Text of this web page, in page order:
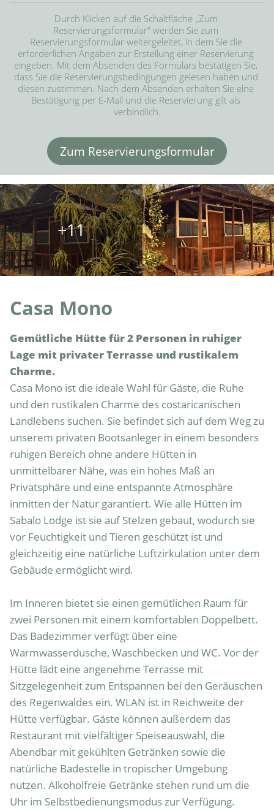
Durch Klicken auf die Schaltfläche „Zum
Reservierungsformular“ werden Sie zum
Reservierungsformular weitergeleitet, in dem Sie die
erforderlichen Angaben zur Erstellung einer Reservierung
eingeben. Mit dem Absenden des Formulars bestätigen Sie,
dass Sie die Reservierungsbedingungen gelesen haben und
diesen zustimmen. Nach dem Absenden erhalten Sie eine
Bestätigung per E-Mail und die Reservierung gilt als
verbindlich.
Zum Reservierungsformular
+11
Casa Mono
Gemütliche Hütte für 2 Personen in ruhiger
Lage mit privater Terrasse und rustikalem
Charme.
Casa Mono ist die ideale Wahl für Gäste, die Ruhe
und den rustikalen Charme des costaricanischen
Landlebens suchen. Sie befindet sich auf dem Weg zu
unserem privaten Bootsanleger in einem besonders
ruhigen Bereich ohne andere Hütten in
unmittelbarer Nähe, was ein hohes Maß an
Privatsphäre und eine entspannte Atmosphäre
inmitten der Natur garantiert. Wie alle Hütten im
Sabalo Lodge ist sie auf Stelzen gebaut, wodurch sie
vor Feuchtigkeit und Tieren geschützt ist und
gleichzeitig eine natürliche Luftzirkulation unter dem
Gebäude ermöglicht wird.
Im Inneren bietet sie einen gemütlichen Raum für
zwei Personen mit einem komfortablen Doppelbett.
Das Badezimmer verfügt über eine
Warmwasserdusche, Waschbecken und WC. Vor der
Hütte lädt eine angenehme Terrasse mit
Sitzgelegenheit zum Entspannen bei den Geräuschen
des Regenwaldes ein. WLAN ist in Reichweite der
Hütte verfügbar. Gäste können außerdem das
Restaurant mit vielfältiger Speiseauswahl, die
Abendbar mit gekühlten Getränken sowie die
natürliche Badestelle in tropischer Umgebung
nutzen. Alkoholfreie Getränke stehen rund um die
Uhr im Selbstbedienungsmodus zur Verfügung.